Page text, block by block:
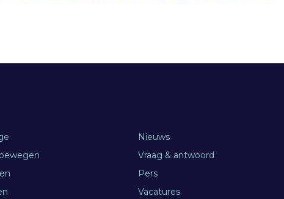
Nieuws
Vraag & antwoord
Pers
Vacatures